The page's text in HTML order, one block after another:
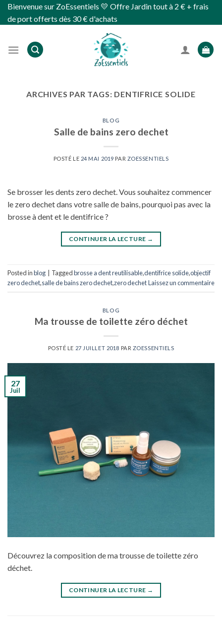
SkipBienvenue sur ZoEssentiels 💛 Offre Jardin tout à 2 € + frais
de port offerts dès 30 € d'achats
ARCHIVES PAR TAGS: DENTIFRICE SOLIDE
BLOG
Salle de bains zero dechet
POSTÉ LE 24 MAI 2019 PAR ZOESSENTIELS
Se brosser les dents zero dechet. Vous souhaitez commencer
le zero dechet dans votre salle de bains, pourquoi pas avec la
brosse à dent et le dentifrice ?
CONTINUER LA LECTURE →
Posted inblog Taggedbrosse a dent reutilisable,dentifrice solide,objectif
zero dechet,salle de bains zero dechet,zero dechetLaissez un commentaire
BLOG
Ma trousse de toilette zéro déchet
POSTÉ LE 27 JUILLET 2018 PAR ZOESSENTIELS
27
Juil
Découvrez la composition de ma trousse de toilette zéro
déchet.
CONTINUER LA LECTURE →